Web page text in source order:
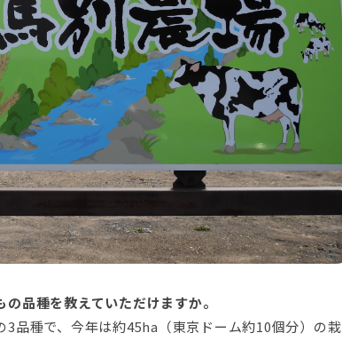
品種を教えていただけますか。
3品種で、今年は約45ha（東京ドーム約10個分）の栽